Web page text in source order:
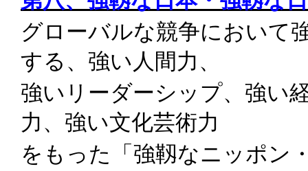
グローバルな競争において
する、強い人間力、
強いリーダーシップ、強い
力、強い文化芸術力
をもった「強靱なニッポン